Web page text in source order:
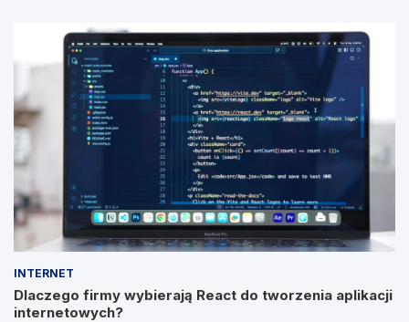
INTERNET
Dlaczego firmy wybierają React do tworzenia aplikacji
internetowych?